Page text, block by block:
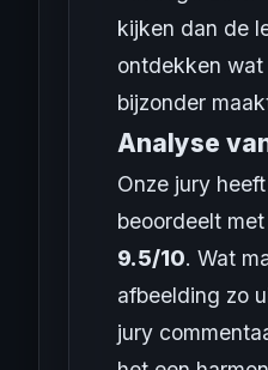
kijken dan de
ontdekken
bijzonder
Analyse
Onze jury
beoordeelt
9.5/10. Wat
afbeelding zo
jury